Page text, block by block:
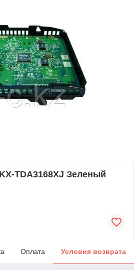
TDA3168XJ Зеленый
Оплата Условия возврата